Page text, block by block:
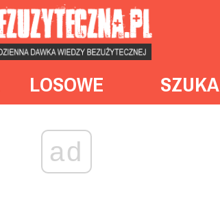
LOSOWE
ad